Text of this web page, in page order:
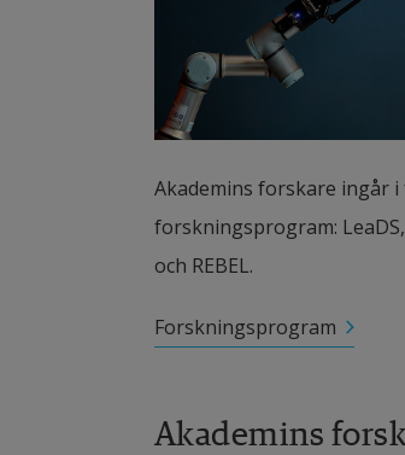
Akademins forskare ingår i
forskningsprogram: LeaDS,
och REBEL.
Forskningsprogram
Akademins